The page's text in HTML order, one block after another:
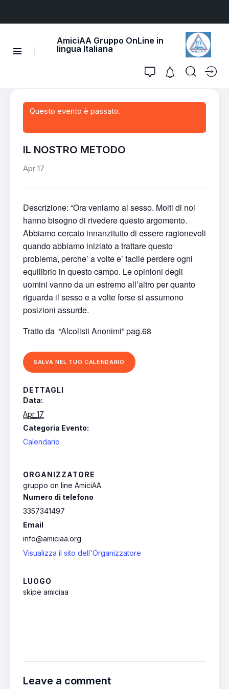
AmiciAA Gruppo OnLine in
lingua Italiana
Questo evento è passato.
IL NOSTRO METODO
Apr 17
Descrizione: “Ora veniamo al sesso. Molti di noi
hanno bisogno di rivedere questo argomento.
Abbiamo cercato innanzitutto di essere ragionevoli
quando abbiamo iniziato a trattare questo
problema, perche’ a volte e’ facile perdere ogni
equilibrio in questo campo. Le opinioni degli
uomini vanno da un estremo all’altro per quanto
riguarda il sesso e a volte forse si assumono
posizioni assurde.
Tratto da “Alcolisti Anonimi” pag.68
SALVA NEL TUO CALENDARIO
DETTAGLI
Data:
Apr 17
Categoria Evento:
Calendario
ORGANIZZATORE
gruppo on line AmiciAA
Numero di telefono
3357341497
Email
info@amiciaa.org
Visualizza il sito dell'Organizzatore
LUOGO
skipe amiciaa
Leave a comment